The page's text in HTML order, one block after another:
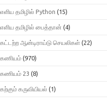
எளிய தமிழில் Python (15)
எளிய தமிழில் பைத்தான் (4)
கட்டற்ற ஆன்டிராய்டு செயலிகள் (22)
கணியம் (970)
கணியம் 23 (8)
கற்கும் கருவியியல் (1)